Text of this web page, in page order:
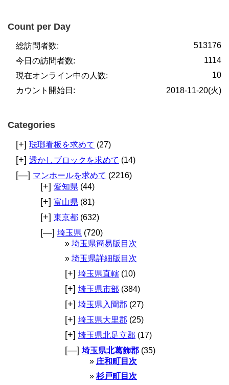
Count per Day
513176
総訪問者数:
1114
今日の訪問者数:
10
現在オンライン中の人数:
2018-11-20(火)
カウント開始日:
Categories
[+] 琺瑯看板を求めて (27)
[+] 透かしブロックを求めて (14)
[—] マンホールを求めて (2216)
[+] 愛知県 (44)
[+] 富山県 (81)
[+] 東京都 (632)
[—] 埼玉県 (720)
埼玉県簡易版目次
埼玉県詳細版目次
[+] 埼玉県直轄 (10)
[+] 埼玉県市部 (384)
[+] 埼玉県入間郡 (27)
[+] 埼玉県大里郡 (25)
[+] 埼玉県北足立郡 (17)
[—] 埼玉県北葛飾郡 (35)
庄和町目次
杉戸町目次